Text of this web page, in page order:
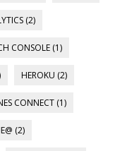
(2)
CONSOLE (1)
HEROKU (2)
CONNECT (1)
(2)